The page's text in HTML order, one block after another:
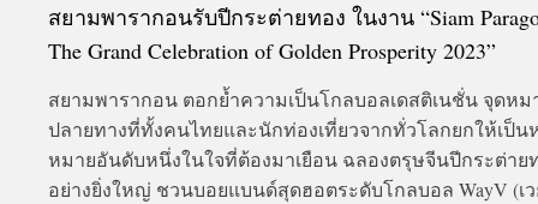
สยามพารากอนรับปีกระต่ายทอง ในงาน “Siam
The Grand Celebration of Golden Prosperity 2023”
สยามพารากอน ตอกย้ำความเป็นโกลบอลเดสติเนชั่น จุดหม
ปลายทางที่ทั้งคนไทยและนักท่องเที่ยวจากทั่วโลกยกให้เป็น
หมายอันดับหนึ่งในใจที่ต้องมาเยือน ฉลองตรุษจีนปีกระต่าย
อย่างยิ่งใหญ่ ชวนบอยแบนด์สุดฮอตระดับโกลบอล WayV (เ